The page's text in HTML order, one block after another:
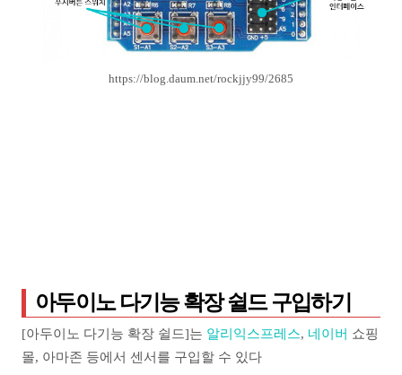
https://blog.daum.net/rockjjy99/2685
아두이노 다기능 확장 쉴드 구입하기
[아두이노 다기능 확장 쉴드]는 알리익스프레스, 네이버 쇼핑
몰, 아마존 등에서 센서를 구입할 수 있다